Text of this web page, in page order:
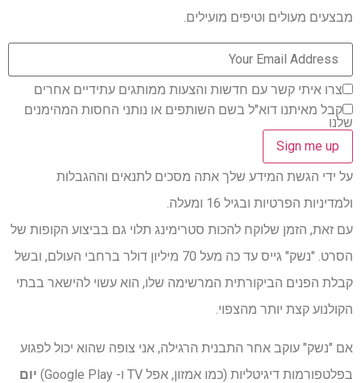
מבצעים מעולים וטיפים מועילים.
צרו איתי קשר עם חדשות והצעות ממותגים עתידיים אחרים
קבל מאיתנו דוא"ל בשם השותפים או נותני החסות המהימנים
שלנו
על ידי הגשת המידע שלך אתה מסכים לתנאים וההגבלות
ולמדיניות הפרטיות ובגיל 16 ומעלה.
עם זאת, הזמן שלוקח להכות סטרימינג תלוי גם בביצוע הקופות של
הסרט. "נשק" גייס עד כה מעל 70 מיליון דולר ברחבי העולם, ובשל
קבלת הפנים הביקורתית המרשימה שלו, הוא עשוי להישאר בבתי
הקולנוע קצת יותר מהצפוי.
אם "נשק" עוקב אחר התבנית הרגילה, אני צופה שהוא יכול לפגוע
בפלטפורמות דיגיטליות (כמו אמזון, אפל TV ו- Google Play)
יום